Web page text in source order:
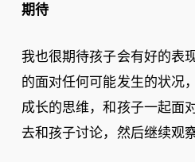
期待
我也很期待孩子会有好的表
的面对任何可能发生的状况
成长的思维，和孩子一起面
去和孩子讨论，然后继续观